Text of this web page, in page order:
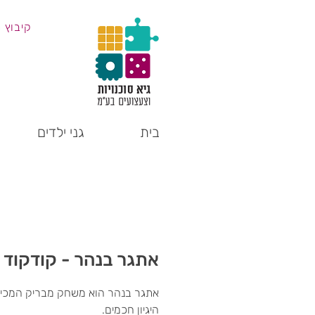
בית גני ילדים
אתגר בנהר - קודקוד
אתגר בנהר הוא משחק מבריק
היגיון חכמים.